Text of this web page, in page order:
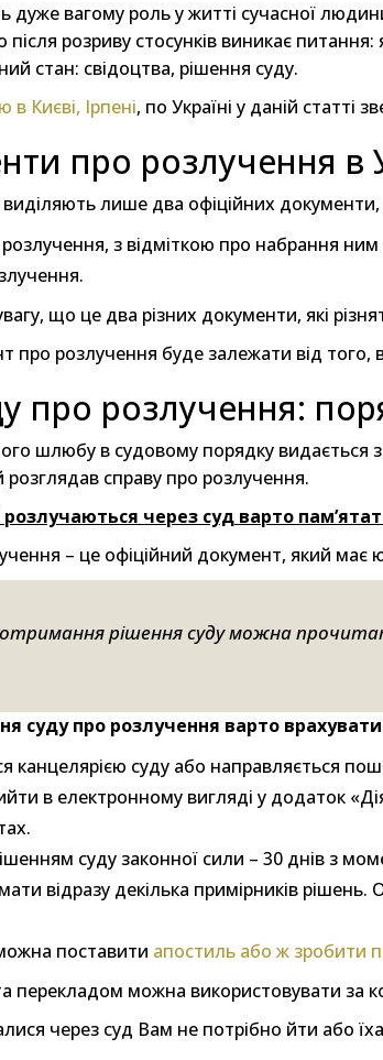
дуже вагому роль у житті сучасної
розриву стосунків виникає
стан: свідоцтва, рішення суду.
Києві, Ірпені, по Україні у даній статті
про розлучення в
виділяють лише два офіційних
з відміткою про набрання ним
що це два різних документи, які
про розлучення буде залежати від
про розлучення:
шлюбу в судовому порядку
розглядав справу про розлучення.
через суд варто
– це офіційний документ, який
рішення суду можна
суду про розлучення варто
канцелярією суду або направляється
в електронному вигляді у додаток
суду законної сили – 30 днів з
відразу декілька примірників
поставити апостиль або ж зробити
перекладом можна використовувати за
через суд Вам не потрібно йти або